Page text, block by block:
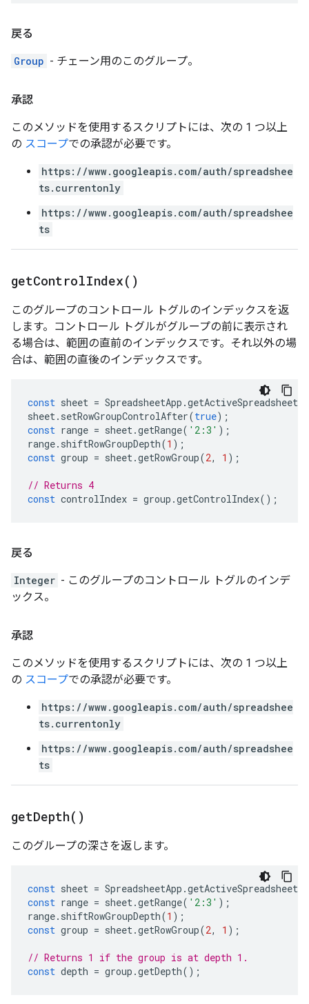
戻る
Group - チェーン用のこのグループ。
承認
このメソッドを使用するスクリプトには、次の 1 つ以上
の スコープでの承認が必要です。
https://www.googleapis.com/auth/spreadshee
ts.currentonly
https://www.googleapis.com/auth/spreadshee
ts
getControlIndex( )
このグループのコントロール トグルのインデックスを返
します。コントロール トグルがグループの前に表示され
る場合は、範囲の直前のインデックスです。それ以外の場
合は、範囲の直後のインデックスです。
const sheet = SpreadsheetApp .getActiveSpreadsheet
sheet. setRowGroupControlAfter(true);
const range = sheet.getRange( '2:3' );
range. shiftRowGroupDepth(1 );
const group = sheet.getRowGroup(2, 1 );
// Returns 4
const controlIndex = group .getControlIndex();
戻る
Integer - このグループのコントロール トグルのインデ
ックス。
承認
このメソッドを使用するスクリプトには、次の 1 つ以上
の スコープでの承認が必要です。
https://www.googleapis.com/auth/spreadshee
ts.currentonly
https://www.googleapis.com/auth/spreadshee
ts
getDepth( )
このグループの深さを返します。
const sheet = SpreadsheetApp .getActiveSpreadsheet
const range = sheet.getRange( '2:3' );
range. shiftRowGroupDepth(1 );
const group = sheet.getRowGroup(2, 1 );
// Returns 1 if the group is at depth 1.
const depth = group .getDepth();